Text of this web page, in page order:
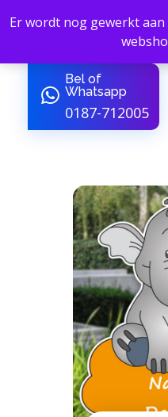
Er wordt nog gewerkt
Bel of
Whatsapp
0187-712005